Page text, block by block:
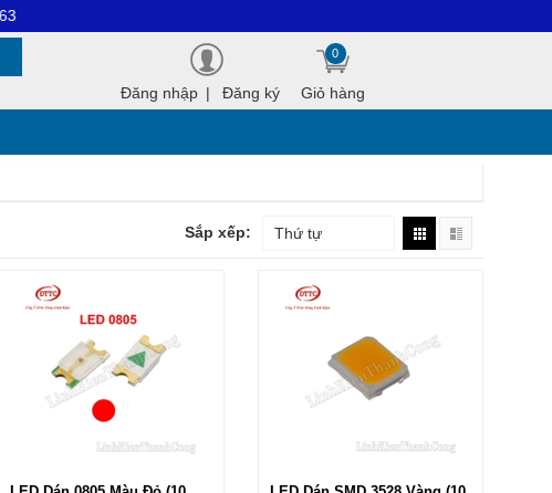
Đăng nhập | Đăng ký Giỏ hàng
0
Sắp xếp: Thứ tự